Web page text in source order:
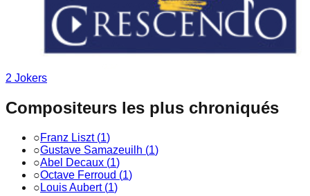
2 Jokers
Compositeurs les plus chroniqués
○Franz Liszt (1)
○Gustave Samazeuilh (1)
○Abel Decaux (1)
○Octave Ferroud (1)
○ Louis Aubert (1)